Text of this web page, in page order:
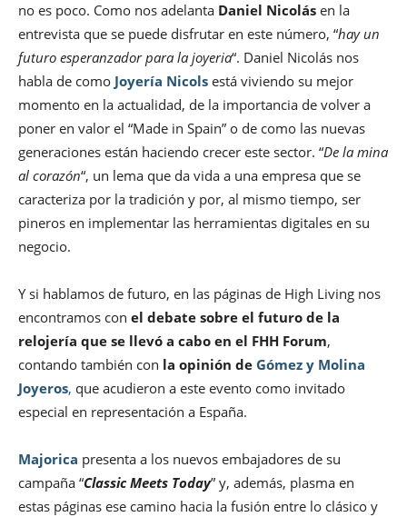
no es poco. Como nos adelanta Daniel Nicolás en la
entrevista que se puede disfrutar en este número, “hay un
futuro esperanzador para la joyeria“. Daniel Nicolás nos
habla de como Joyería Nicols está viviendo su mejor
momento en la actualidad, de la importancia de volver a
poner en valor el “Made in Spain” o de como las nuevas
generaciones están haciendo crecer este sector. “De la mina
al corazón“, un lema que da vida a una empresa que se
caracteriza por la tradición y por, al mismo tiempo, ser
pineros en implementar las herramientas digitales en su
negocio.
Y si hablamos de futuro, en las páginas de High Living nos
encontramos con el debate sobre el futuro de la
relojería que se llevó a cabo en el FHH Forum,
contando también con la opinión de Gómez y Molina
Joyeros, que acudieron a este evento como invitado
especial en representación a España.
Majorica presenta a los nuevos embajadores de su
campaña “Classic Meets Today” y, además, plasma en
estas páginas ese camino hacia la fusión entre lo clásico y